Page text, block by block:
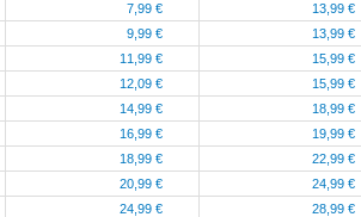
7,99 € 13,99 €
9,99 € 13,99 €
11,99 € 15,99 €
12,09 € 15,99 €
14,99 € 18,99 €
16,99 € 19,99 €
18,99 € 22,99 €
20,99 € 24,99 €
24,99 € 28,99 €